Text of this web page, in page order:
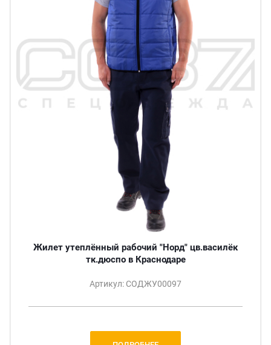
Жилет утеплённый рабочий "Норд" цв.василёк
тк.дюспо в Краснодаре
Артикул: СОДЖУ00097